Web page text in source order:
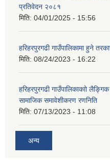
प्रतिवेदन २०८१
मिति: 04/01/2025 - 15:56
हरिहरपुरगढी गाउँपालिकामा हुने
मिति: 08/24/2023 - 16:22
हरिहरपुरगढी गाउँपालिकाकाो
सामाजिक समावेशीकरण रणनिति
मिति: 07/13/2023 - 11:08
अन्य